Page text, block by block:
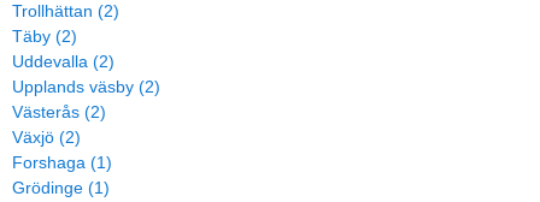
Trollhättan (2)
Täby (2)
Uddevalla (2)
Upplands väsby (2)
Västerås (2)
Växjö (2)
Forshaga (1)
Grödinge (1)